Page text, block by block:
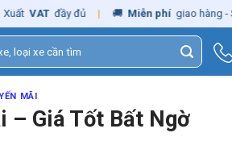
đầy đủ 🚚 Miễn phí giao hàng - Sửa Chữa
MÃI
– Giá Tốt Bất Ngờ